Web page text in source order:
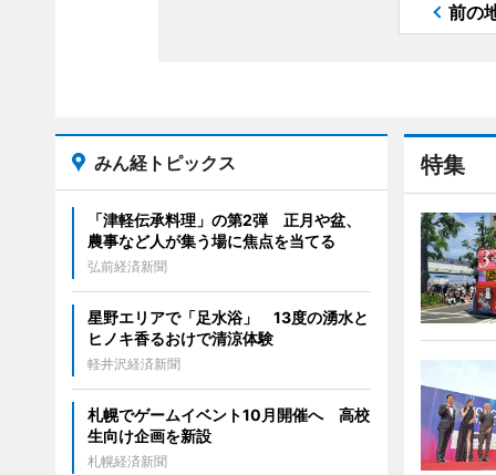
前の
特集
みん経トピックス
「津軽伝承料理」の第2弾 正月や盆、
農事など人が集う場に焦点を当てる
弘前経済新聞
星野エリアで「足水浴」 13度の湧水と
ヒノキ香るおけで清涼体験
軽井沢経済新聞
札幌でゲームイベント10月開催へ 高校
生向け企画を新設
札幌経済新聞